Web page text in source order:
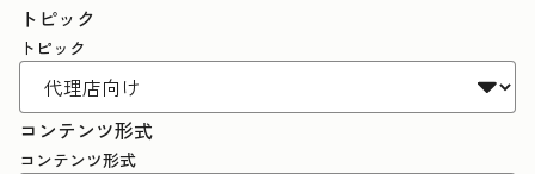
トピック
トピック
コンテンツ形式
コンテンツ形式